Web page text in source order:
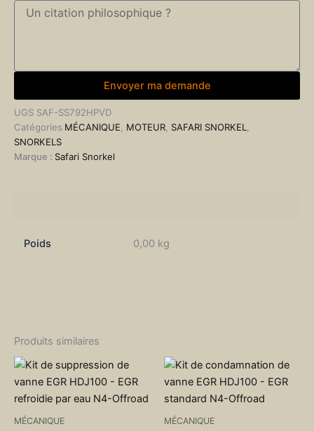
Envoyer ma demande
UGS SAF-SS792HPVD
Catégories MÉCANIQUE MOTEUR SAFARI SNORKEL
SNORKELS
Marque : Safari Snorkel
Poids 0,00 kg
Produits similaires
MÉCANIQUE MÉCANIQUE